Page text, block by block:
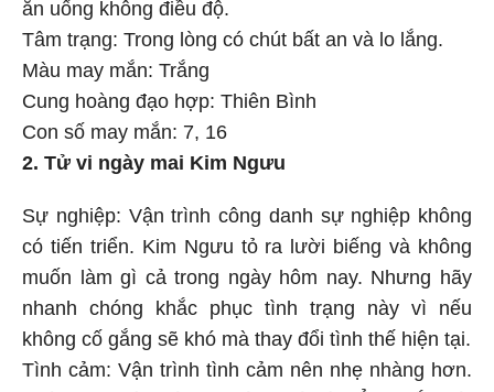
ăn uống không điều độ.
Tâm trạng: Trong lòng có chút bất an và lo lắng.
Màu may mắn: Trắng
Cung hoàng đạo hợp: Thiên Bình
Con số may mắn: 7, 16
2. Tử vi ngày mai Kim Ngưu
Sự nghiệp: Vận trình công danh sự nghiệp không
có tiến triển. Kim Ngưu tỏ ra lười biếng và không
muốn làm gì cả trong ngày hôm nay. Nhưng hãy
nhanh chóng khắc phục tình trạng này vì nếu
không cố gắng sẽ khó mà thay đổi tình thế hiện tại.
Tình cảm: Vận trình tình cảm nên nhẹ nhàng hơn.